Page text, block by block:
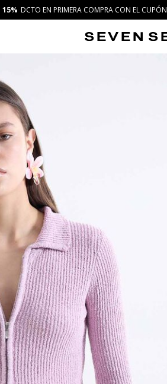
15% DCTO EN PRIMERA COMPRA CON EL CUPÓN